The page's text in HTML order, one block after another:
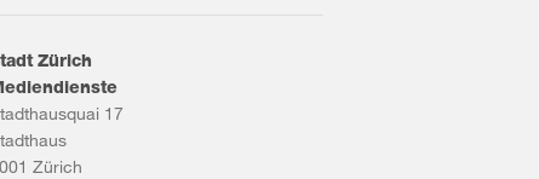
Zürich
17
Zürich